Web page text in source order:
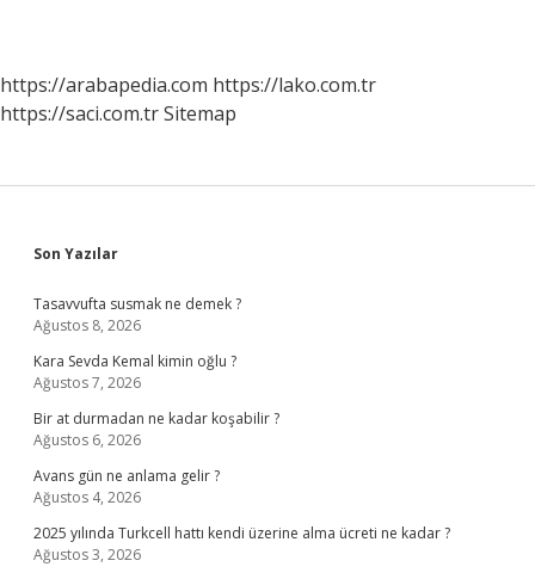
https://arabapedia.com https://lako.com.tr
https://saci.com.trSitemap
Sidebar
Son Yazılar
Tasavvufta susmak ne demek ?
Ağustos 8, 2026
Kara Sevda Kemal kimin oğlu ?
Ağustos 7, 2026
Bir at durmadan ne kadar koşabilir ?
Ağustos 6, 2026
Avans gün ne anlama gelir ?
Ağustos 4, 2026
2025 yılında Turkcell hattı kendi üzerine alma ücreti ne kadar ?
Ağustos 3, 2026